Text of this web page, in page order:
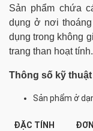
Sản phẩm chứa
dụng ở nơi
dụng trong không
trang than hoạt tính.
Thông số kỹ thuật
Sản phẩm ở
ĐẶC TÍNH